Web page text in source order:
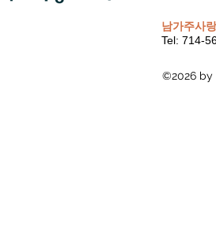
남가주사
Tel: 714-
©2026 by